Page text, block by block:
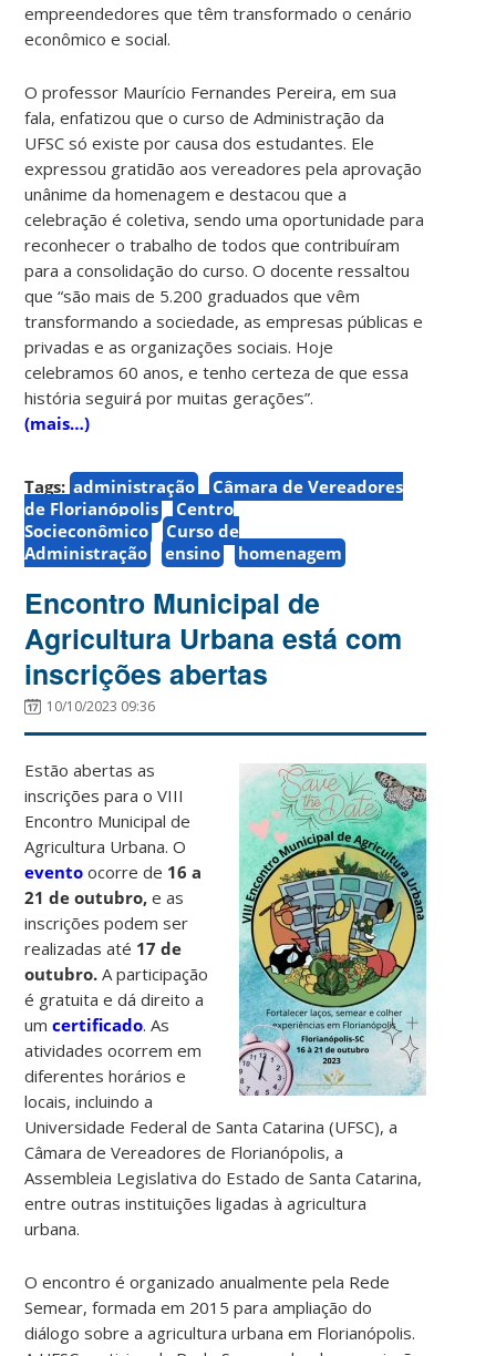
empreendedores que têm transformado o cenário
econômico e social.
O professor Maurício Fernandes Pereira, em sua
fala, enfatizou que o curso de Administração da
UFSC só existe por causa dos estudantes. Ele
expressou gratidão aos vereadores pela aprovação
unânime da homenagem e destacou que a
celebração é coletiva, sendo uma oportunidade para
reconhecer o trabalho de todos que contribuíram
para a consolidação do curso. O docente ressaltou
que “são mais de 5.200 graduados que vêm
transformando a sociedade, as empresas públicas e
privadas e as organizações sociais. Hoje
celebramos 60 anos, e tenho certeza de que essa
história seguirá por muitas gerações”.
(mais…)
Tags: administração
Câmara de Vereadores
de Florianópolis
Centro
Socieconômico
Curso de
Administração
ensino homenagem
Encontro Municipal de
Agricultura Urbana está com
inscrições abertas
10/10/2023 09:36
Estão abertas as
inscrições para o VIII
Encontro Municipal de
Agricultura Urbana. O
evento ocorre de 16 a
21 de outubro,e as
inscrições podem ser
realizadas até 17 de
outubro. A participação
é gratuita e dá direito a
umcertificado. As
atividades ocorrem em
diferentes horários e
locais, incluindo a
Universidade Federal de Santa Catarina (UFSC), a
Câmara de Vereadores de Florianópolis, a
Assembleia Legislativa do Estado de Santa Catarina,
entre outras instituições ligadas à agricultura
urbana.
O encontro é organizado anualmente pela Rede
Semear, formada em 2015 para ampliação do
diálogo sobre a agricultura urbana em Florianópolis.